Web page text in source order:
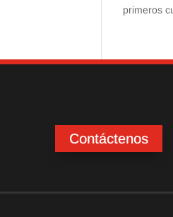
primeros
Contáctenos